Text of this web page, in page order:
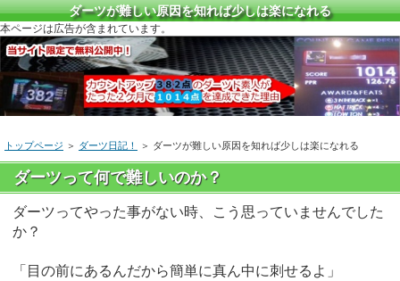
ダーツが難しい原因を知れば少しは楽になれる
本ページは広告が含まれています。
トップページ ＞ ダーツ日記！ ＞ ダーツが難しい原因を知れば少しは楽になれる
ダーツって何で難しいのか？
ダーツってやった事がない時、こう思っていませんでした
か？
「目の前にあるんだから簡単に真ん中に刺せるよ」